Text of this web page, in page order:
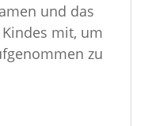
und das
mit, um
zu